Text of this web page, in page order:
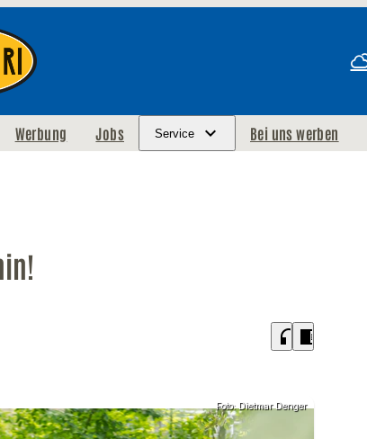
Werbung Jobs Service Bei uns werben
headphones chrome_reader_mode
Foto: Dietmar Denger